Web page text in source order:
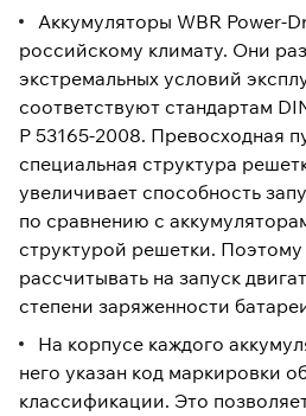
Аккумуляторы WBR Power-
российскому климату. Они
экстремальных условий
соответствуют стандартам
Р 53165-2008. Превосходная
специальная структура
увеличивает способность
по сравнению с
структурой решетки.
рассчитывать на запуск
степени заряженности
На корпусе каждого
него указан код маркировки
классификации. Это